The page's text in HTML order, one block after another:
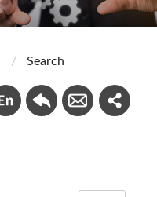
Search